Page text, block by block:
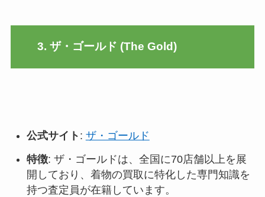
3. ザ・ゴールド (The Gold)
公式サイト : ザ・ゴールド
特徴: ザ・ゴールドは、全国に70店舗以上を展
開しており、着物の買取に特化した専門知識を
持つ査定員が在籍しています。